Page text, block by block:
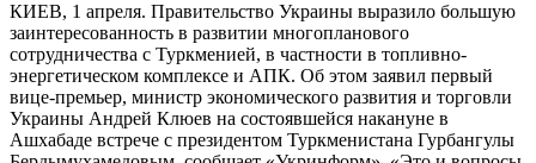
КИЕВ, 1 апреля. Правительство Украины выразило большую
заинтересованность в развитии многопланового
сотрудничества с Туркменией, в частности в топливно-
энергетическом комплексе и АПК. Об этом заявил первый
вице-премьер, министр экономического развития и торговли
Украины Андрей Клюев на состоявшейся накануне в
Ашхабаде встрече с президентом Туркменистана Гурбангулы